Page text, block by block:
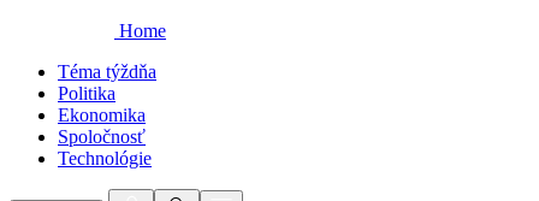
Home
Téma týždňa
Politika
Ekonomika
Spoločnosť
Technológie